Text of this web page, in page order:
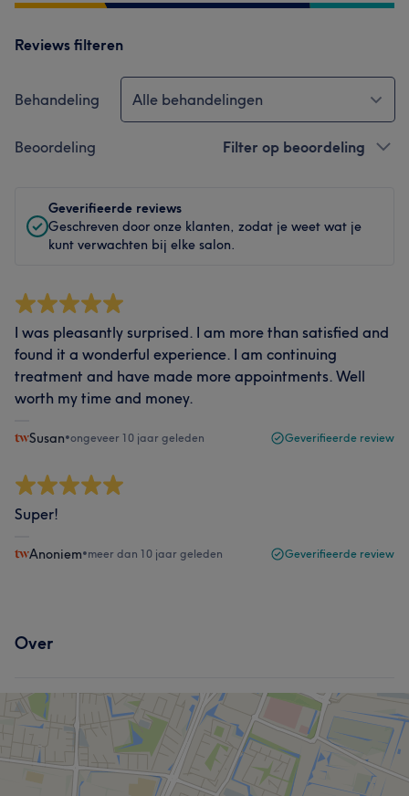
Reviews filteren
Behandeling Alle behandelingen
Beoordeling Filter op beoordeling
Geverifieerde reviews
Geschreven door onze klanten, zodat je weet wat je
kunt verwachten bij elke salon.
I was pleasantly surprised. I am more than satisfied and
found it a wonderful experience. I am continuing
treatment and have made more appointments. Well
worth my time and money.
Susan•ongeveer 10 jaar geleden Geverifieerde review
Super!
Anoniem•meer dan 10 jaar geleden Geverifieerde review
Over